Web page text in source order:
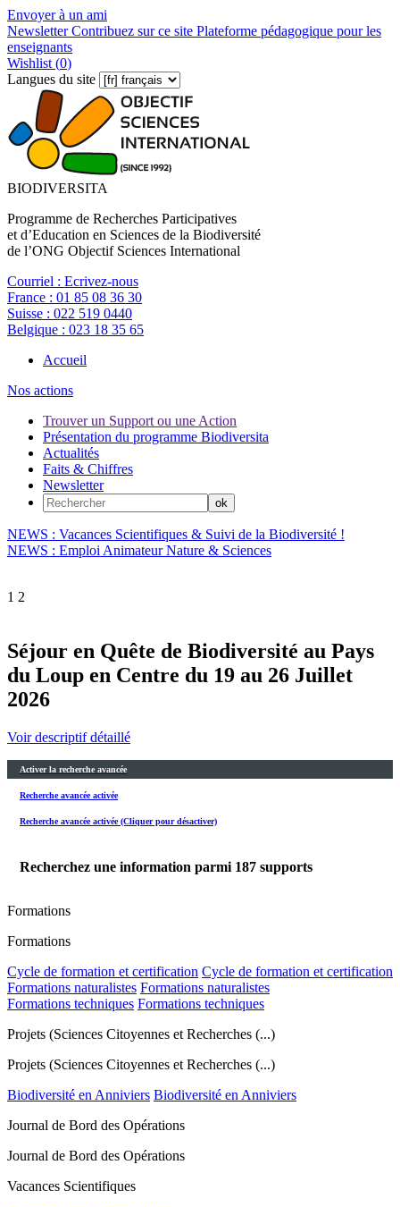
Envoyer à un ami
NewsletterContribuez sur ce site Plateforme pédagogique pour les
enseignants
Wishlist (0)
Langues du site
BIODIVERSITA
Programme de Recherches Participatives
et d’Education en Sciences de la Biodiversité
de l’ONG Objectif Sciences International
Courriel : Ecrivez-nous
France : 01 85 08 36 30
Suisse : 022 519 0440
Belgique : 023 18 35 65
Accueil
Nos actions
Trouver un Support ou une Action
Présentation du programme Biodiversita
Actualités
Faits & Chiffres
Newsletter
NEWS : Vacances Scientifiques & Suivi de la Biodiversité !
NEWS : Emploi Animateur Nature & Sciences
1 2
Séjour en Quête de Biodiversité au Pays
du Loup en Centre du 19 au 26 Juillet
2026
Voir descriptif détaillé
Activer la recherche avancée
Recherche avancée activée
Recherche avancée activée (Cliquer pour désactiver)
Recherchez une information parmi 187 supports
Formations
Formations
Cycle de formation et certification Cycle de formation et certification
Formations naturalistes Formations naturalistes
Formations techniques Formations techniques
Projets (Sciences Citoyennes et Recherches (...)
Projets (Sciences Citoyennes et Recherches (...)
Biodiversité en Anniviers Biodiversité en Anniviers
Journal de Bord des Opérations
Journal de Bord des Opérations
Vacances Scientifiques